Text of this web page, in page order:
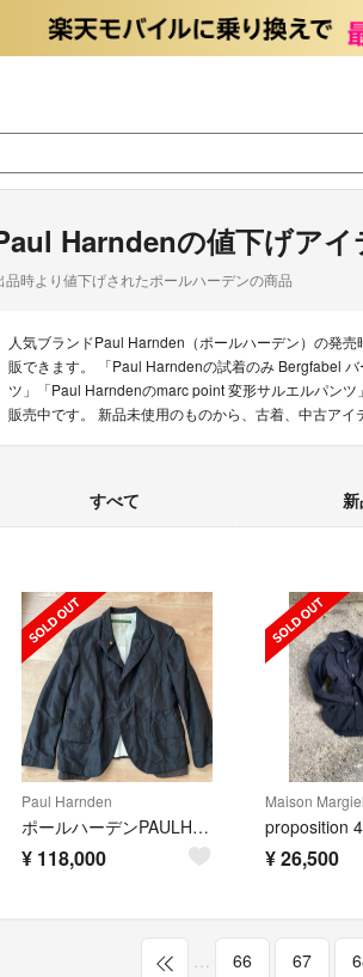
Harndenの値下げアイ
品時より値下げされたポールハーデンの商品
人気ブランドPaul Harnden（ポールハーデン）の発
販できます。 「Paul Harndenの試着のみ Bergfabel
ツ」「Paul Harndenのmarc point 変形サルエルパン
販売中です。 新品未使用のものから、古着、中古アイ
すべて
Paul Harnden
ポールハーデンPAULHARNDENシルクブレザー サイズM
¥ 118,000 ¥26,500
… 66 67